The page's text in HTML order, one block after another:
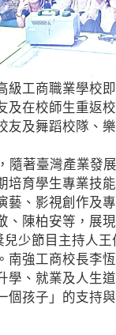
級工商職業學校
及在校師生重返
友及舞蹈校隊、
著臺灣產業發
培育學生專業技
藝、影視創作及
、陳柏安等，展
少節目主持人
南強工商校長李
學、就業及人生
個孩子」的支持